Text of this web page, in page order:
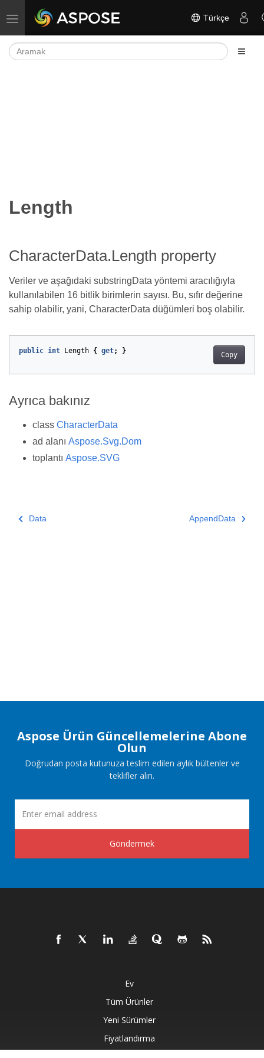
Gezinmeyi aç/kapat Türkçe
Length
CharacterData.Length property
Veriler ve aşağıdaki substringData yöntemi aracılığıyla
kullanılabilen 16 bitlik birimlerin sayısı. Bu, sıfır değerine
sahip olabilir, yani, CharacterData düğümleri boş olabilir.
Copy
public int Length { get; }
Ayrıca bakınız
class CharacterData
ad alanı Aspose.Svg.Dom
toplantı Aspose.SVG
Data AppendData
Aspose Ürün Güncellemelerine Abone
Olun
Doğrudan posta kutunuza teslim edilen aylık bültenler ve
teklifler alın.
Göndermek
Ev
Tüm Ürünler
Yeni Sürümler
Fiyatlandırma